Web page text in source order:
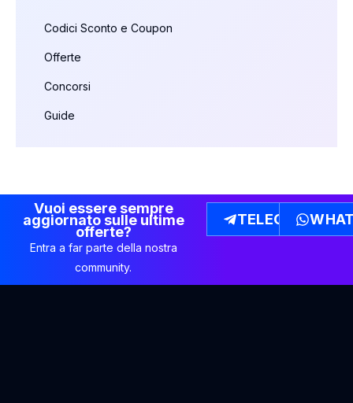
Codici Sconto e Coupon
Offerte
Concorsi
Guide
Vuoi essere sempre
aggiornato sulle ultime
offerte?
Entra a far parte della nostra
community.
TELEGRAM